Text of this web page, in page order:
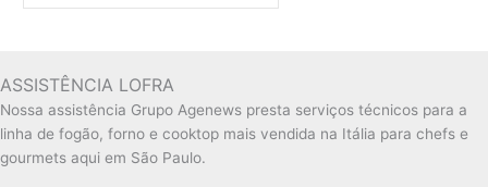
ASSISTÊNCIA LOFRA
Nossa assistência Grupo Agenews presta serviços técnicos para a
linha de fogão, forno e cooktop mais vendida na Itália para chefs e
gourmets aqui em São Paulo.